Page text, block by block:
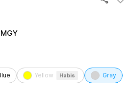
Yellow Habis Gray